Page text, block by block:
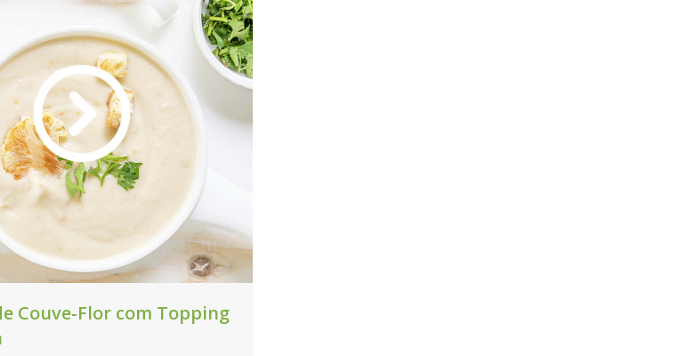
Couve-Flor com Topping